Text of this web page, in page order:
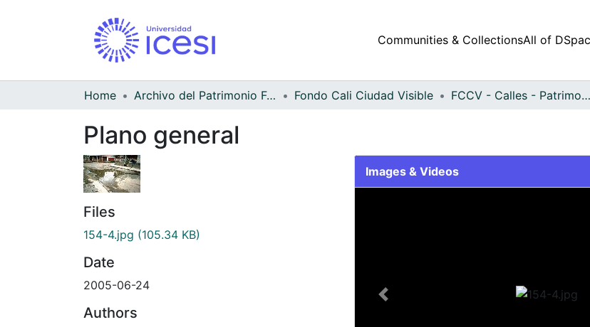
Communities & CollectionsAll of
Home Archivo del Patrimonio Fotográfico y Fílmico del Valle del Cauca Fondo Cali Ciudad Visible FCCV - Calles - Patrimonial
Plano general
Files
154-4.jpg (105.34 KB)
Date
2005-06-24
Authors
Images & Videos
Previous